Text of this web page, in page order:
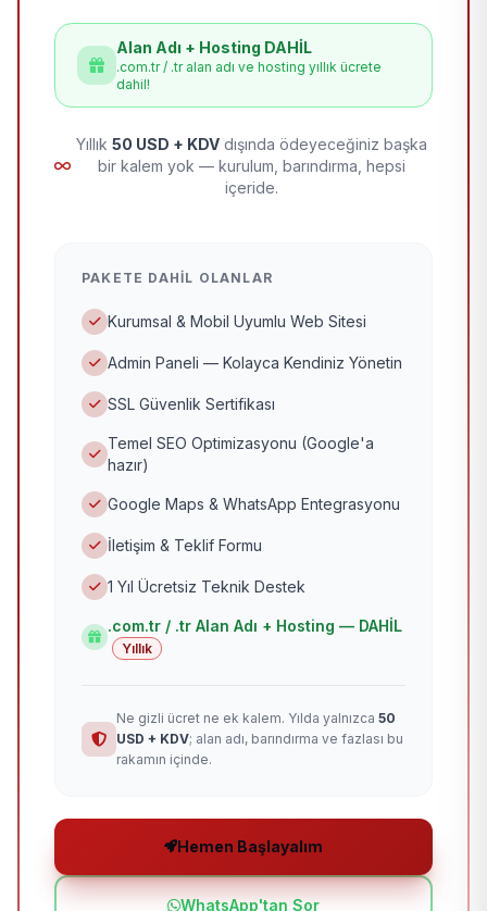
Alan Adı + Hosting DAHİL
.com.tr / .tr alan adı ve hosting yıllık ücrete
dahil!
Yıllık 50 USD + KDV dışında ödeyeceğiniz başka
bir kalem yok — kurulum, barındırma, hepsi
içeride.
PAKETE DAHIL OLANLAR
Kurumsal & Mobil Uyumlu Web Sitesi
Admin Paneli — Kolayca Kendiniz Yönetin
SSL Güvenlik Sertifikası
Temel SEO Optimizasyonu (Google'a
hazır)
Google Maps & WhatsApp Entegrasyonu
İletişim & Teklif Formu
1 Yıl Ücretsiz Teknik Destek
.com.tr / .tr Alan Adı + Hosting — DAHİL
Yıllık
Ne gizli ücret ne ek kalem. Yılda yalnızca 50
USD + KDV; alan adı, barındırma ve fazlası bu
rakamın içinde.
Hemen Başlayalım
WhatsApp'tan Sor